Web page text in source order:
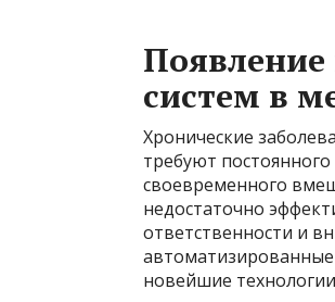
систем в
Хронические
требуют
своевременного
недостаточно
ответственности и
автоматизированные
новейшие